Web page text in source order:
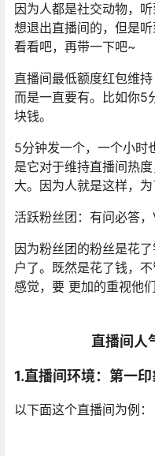
因为人都是社交动物，
想退出直播间的，但是
看看吧，再带一下吧~
直播间最低额度红包维
而是一直要有。比如你5
块钱。
5分钟发一个，一个小时
是它对于维持直播间热
大。因为人就是这样，为
活跃粉丝团：有问必答，
因为粉丝团的粉丝是花
户了。既然是花了钱，
感觉，要 更加的重视他们
直播间人
1.直播间环境：第一
以下面这个直播间为例：